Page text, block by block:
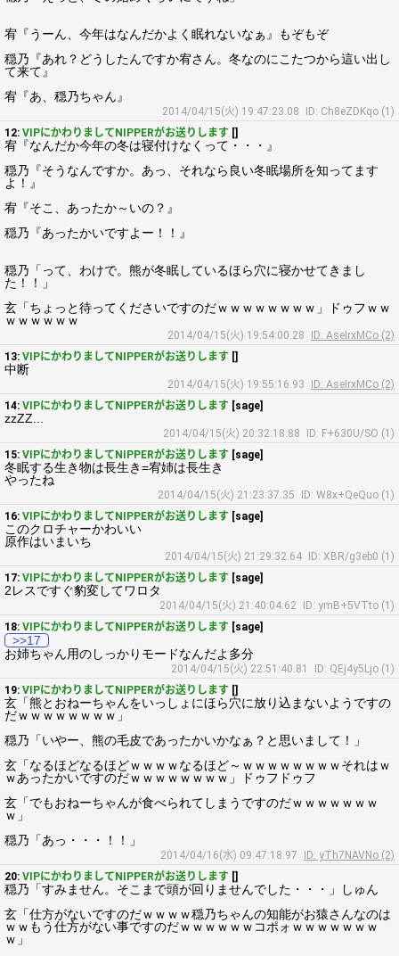
宥『うーん、今年はなんだかよく眠れないなぁ』もぞもぞ
穏乃『あれ？どうしたんですか宥さん。冬なのにこたつから這い出し
て来て』
宥『あ、穏乃ちゃん』
2014/04/15(火) 19:47:23.08
ID: Ch8eZDKqo (1)
12: VIPにかわりましてNIPPERがお送りします []
宥『なんだか今年の冬は寝付けなくって・・・』
穏乃『そうなんですか。あっ、それなら良い冬眠場所を知ってます
よ！』
宥『そこ、あったか～いの？』
穏乃『あったかいですよー！！』
穏乃「って、わけで。熊が冬眠しているほら穴に寝かせてきまし
た！！」
玄「ちょっと待ってくださいですのだｗｗｗｗｗｗｗｗ」ドゥフｗｗ
ｗｗｗｗｗｗ
2014/04/15(火) 19:54:00.28
ID: AseIrxMCo (2)
13: VIPにかわりましてNIPPERがお送りします []
中断
2014/04/15(火) 19:55:16.93
ID: AseIrxMCo (2)
14: VIPにかわりましてNIPPERがお送りします [sage]
zzZZ...
2014/04/15(火) 20:32:18.88
ID: F+630U/SO (1)
15: VIPにかわりましてNIPPERがお送りします [sage]
冬眠する生き物は長生き=宥姉は長生き
やったね
2014/04/15(火) 21:23:37.35
ID: W8x+QeQuo (1)
16: VIPにかわりましてNIPPERがお送りします [sage]
このクロチャーかわいい
原作はいまいち
2014/04/15(火) 21:29:32.64
ID: XBR/g3eb0 (1)
17: VIPにかわりましてNIPPERがお送りします [sage]
2レスですぐ豹変してワロタ
2014/04/15(火) 21:40:04.62
ID: ymB+5VTto (1)
18: VIPにかわりましてNIPPERがお送りします [sage]
>>17
お姉ちゃん用のしっかりモードなんだよ多分
2014/04/15(火) 22:51:40.81
ID: QEj4y5Ljo (1)
19: VIPにかわりましてNIPPERがお送りします []
玄「熊とおねーちゃんをいっしょにほら穴に放り込まないようですの
だｗｗｗｗｗｗｗｗ」
穏乃「いやー、熊の毛皮であったかいかなぁ？と思いまして！」
玄「なるほどなるほどｗｗｗｗなるほど～ｗｗｗｗｗｗｗｗそれはｗ
ｗあったかいですのだｗｗｗｗｗｗｗｗ」ドゥフドゥフ
玄「でもおねーちゃんが食べられてしまうですのだｗｗｗｗｗｗｗ
ｗ」
穏乃「あっ・・・！！」
2014/04/16(水) 09:47:18.97
ID: yTh7NAVNo (2)
20: VIPにかわりましてNIPPERがお送りします []
穏乃「すみません。そこまで頭が回りませんでした・・・」しゅん
玄「仕方がないですのだｗｗｗｗ穏乃ちゃんの知能がお猿さんなのは
ｗｗもう仕方がない事ですのだｗｗｗｗｗｗコポォｗｗｗｗｗｗｗ
ｗ」